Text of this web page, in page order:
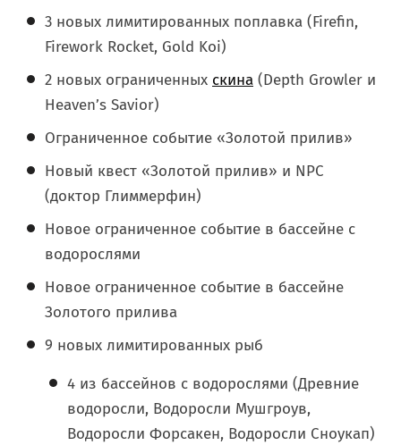
3 новых лимитированных поплавка (Firefin,
Firework Rocket, Gold Koi)
2 новых ограниченных скина (Depth Growler и
Heaven’s Savior)
Ограниченное событие «Золотой прилив»
Новый квест «Золотой прилив» и NPC
(доктор Глиммерфин)
Новое ограниченное событие в бассейне с
водорослями
Новое ограниченное событие в бассейне
Золотого прилива
9 новых лимитированных рыб
4 из бассейнов с водорослями (Древние
водоросли, Водоросли Мушгроув,
Водоросли Форсакен, Водоросли Сноукап)